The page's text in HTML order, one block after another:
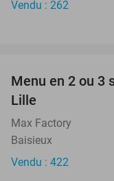
Vendu : 262
Menu en 2 ou 3
Lille
Max Factory
Baisieux
Vendu : 422